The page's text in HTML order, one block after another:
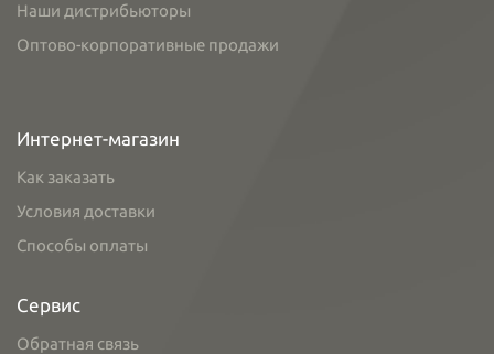
Наши дистрибьюторы
Оптово-корпоративные продажи
Интернет-магазин
Как заказать
Условия доставки
Способы оплаты
Сервис
Обратная связь